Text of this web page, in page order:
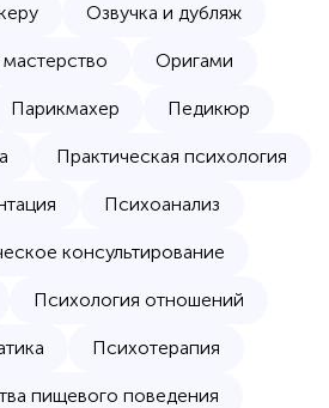
Озвучка и дубляж
Оригами
Парикмахер Педикюр
Практическая психология
Психоанализ
консультирование
Психология отношений
Психотерапия
пищевого поведения